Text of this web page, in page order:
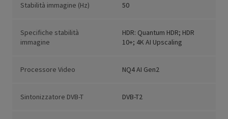
Stabilità immagine (Hz) 50
Specifiche stabilità
immagine
HDR: Quantum HDR; HDR
10+; 4K AI Upscaling
Processore Video NQ4 AI Gen2
Sintonizzatore DVB-T DVB-T2